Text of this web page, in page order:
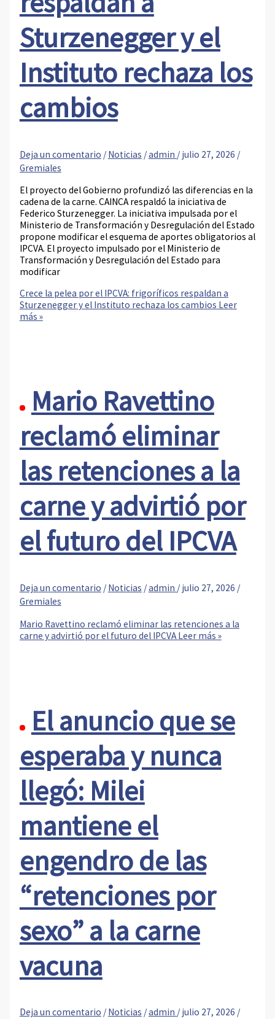
Sturzenegger y el
Instituto rechaza los
cambios
Deja un comentario / Noticias /admin / julio 27, 2026 /
Gremiales
El proyecto del Gobierno profundizó las diferencias en la
cadena de la carne. CAINCA respaldó la iniciativa de
Federico Sturzenegger. La iniciativa impulsada por el
Ministerio de Transformación y Desregulación del Estado
propone modificar el esquema de aportes obligatorios al
IPCVA. El proyecto impulsado por el Ministerio de
Transformación y Desregulación del Estado para
modificar
Crece la pelea por el IPCVA: frigoríficos respaldan a
Sturzenegger y el Instituto rechaza los cambios Leer
más »
Mario Ravettino
reclamó eliminar
las retenciones a la
carne y advirtió por
el futuro del IPCVA
Deja un comentario / Noticias /admin / julio 27, 2026 /
Gremiales
Mario Ravettino reclamó eliminar las retenciones a la
carne y advirtió por el futuro del IPCVALeer más »
El anuncio que se
esperaba y nunca
llegó: Milei
mantiene el
engendro de las
“retenciones por
sexo” a la carne
vacuna
Deja un comentario / Noticias /admin / julio 27, 2026 /